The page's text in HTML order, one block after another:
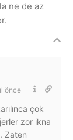
ne de az
önce
çok
zor ikna
Zaten